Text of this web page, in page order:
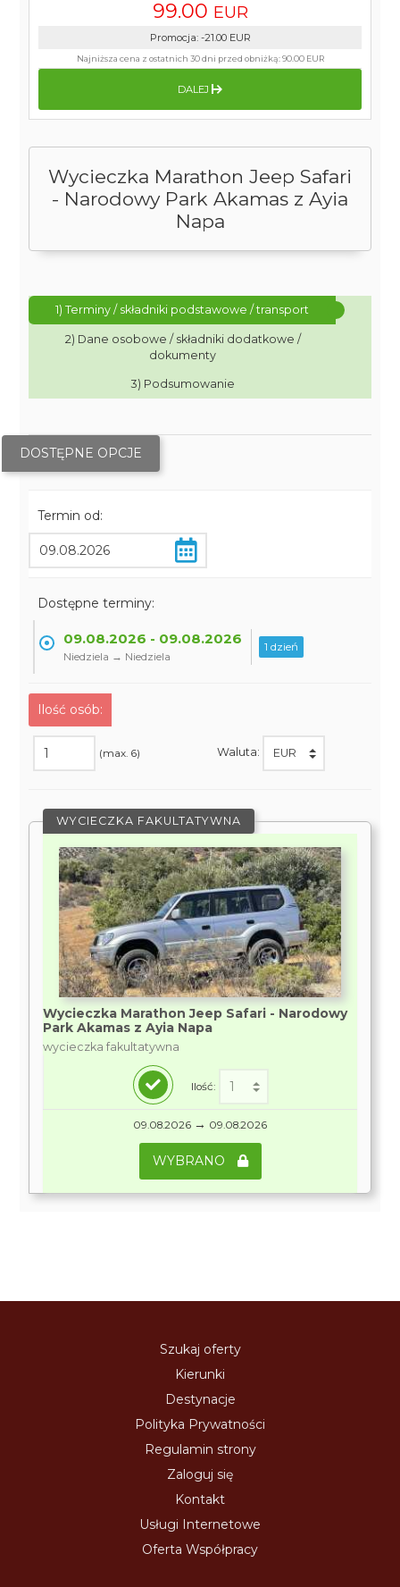
Wycieczka Marathon Jeep Safari
- Narodowy Park Akamas z Ayia
Napa
1) Terminy / składniki podstawowe / transport
2) Dane osobowe / składniki dodatkowe /
dokumenty
3) Podsumowanie
DOSTĘPNE OPCJE
Termin od:
Dostępne terminy:
09.08.2026 - 09.08.2026
Niedziela → Niedziela
1 dzień
Ilość osób:
(max. 6) Waluta:
WYCIECZKA FAKULTATYWNA
Wycieczka Marathon Jeep Safari - Narodowy
Park Akamas z Ayia Napa
wycieczka fakultatywna
Ilość:
09.08.2026 → 09.08.2026
WYBRANO
99.00 EUR
Promocja: -21.00 EUR
Najniższa cena z ostatnich 30 dni przed obniżką:90.00 EUR
DALEJ
Szukaj oferty
Kierunki
Destynacje
Polityka Prywatności
Regulamin strony
Zaloguj się
Kontakt
Usługi Internetowe
Oferta Współpracy